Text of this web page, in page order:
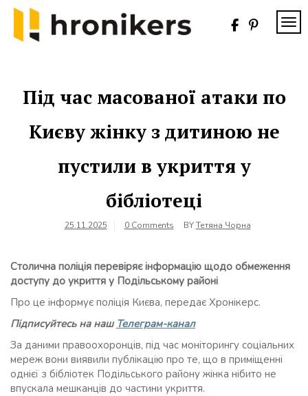
Skip
content
Під час масованої атаки по
Києву жінку з дитиною не
пустили в укриття у
бібліотеці
25.11.2025 0 Comments BYТетяна Чорна
Столична поліція перевіряє інформацію щодо обмеження
доступу до укриття у Подільському районі
Про це інформує поліція Києва, передає Хронікерс.
Підписуйтесь на наш Телеграм-канал
За даними правоохоронців, під час моніторингу соціальних
мереж вони виявили публікацію про те, що в приміщенні
однієї з бібліотек Подільського району жінка нібито не
впускала мешканців до частини укриття.